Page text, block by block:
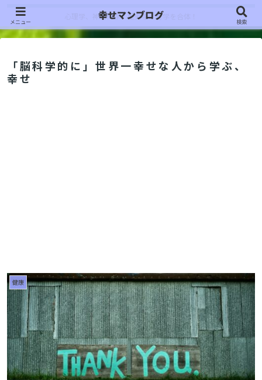
心理学、神経科学、歴史学、哲学を合体！
「脳科学的に」世界一幸せな人から学ぶ、
幸せ
健康
メニュー
幸せマンブログ
検索